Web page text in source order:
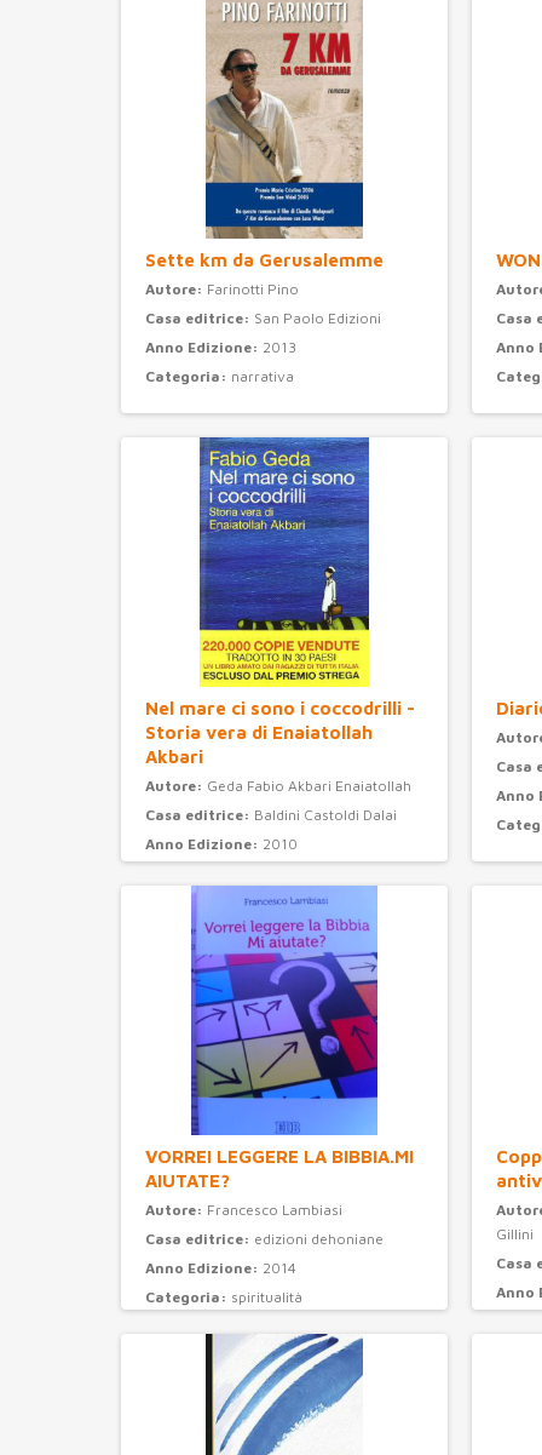
Categoria: ragazzi
Sette km da Gerusalemme
Autore: Farinotti Pino
Casa editrice: San Paolo Edizioni
Anno Edizione: 2013
Categoria: narrativa
Casa
Anno
Nel mare ci sono i coccodrilli -
Storia vera di Enaiatollah
Akbari
Autore: Geda Fabio Akbari Enaiatollah
Casa editrice: Baldini Castoldi Dalai
Anno Edizione: 2010
Casa
Anno
VORREI LEGGERE LA BIBBIA.MI
AIUTATE?
Autore: Francesco Lambiasi
Casa editrice: edizioni dehoniane
Anno Edizione: 2014
Categoria: spiritualità
Gillini
Casa
Anno